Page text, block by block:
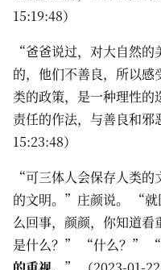
15:19:48）
“爸爸说过，对大自然
的，他们不善良，所以
类的政策，是一种理性的
责任的作法，与善良和
15:23:48）
“可三体人会保存人类
的文明。”庄颜说。 “就
么回事，颜颜，你知道
是什么？” “什么？” “